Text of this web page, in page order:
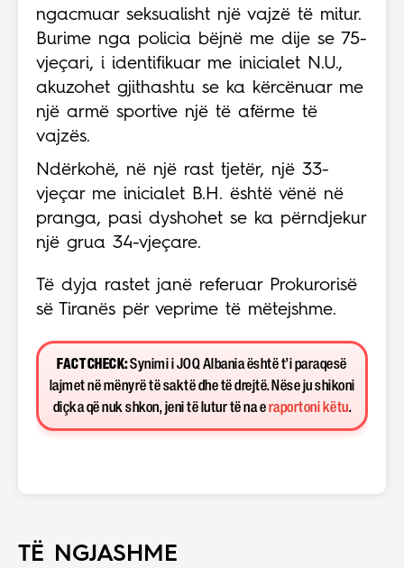
ngacmuar seksualisht një vajzë të mitur.
Burime nga policia bëjnë me dije se 75-
vjeçari, i identifikuar me inicialet N.U.,
akuzohet gjithashtu se ka kërcënuar me
një armë sportive një të afërme të
vajzës.
Ndërkohë, në një rast tjetër, një 33-
vjeçar me inicialet B.H. është vënë në
pranga, pasi dyshohet se ka përndjekur
një grua 34-vjeçare.
Të dyja rastet janë referuar Prokurorisë
së Tiranës për veprime të mëtejshme.
FACT CHECK:Synimi i JOQ Albania është t’i paraqesë
lajmet në mënyrë të saktë dhe të drejtë. Nëse ju shikoni
diçka që nuk shkon, jeni të lutur të na e raportoni këtu.
TË NGJASHME